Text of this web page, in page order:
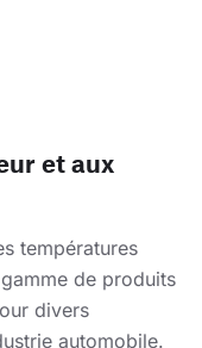
et aux
températures
de produits
divers
automobile.